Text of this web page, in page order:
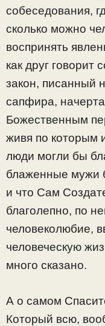
собеседования,
сколько можно
воспринять
как друг говорит
закон, писанный
сапфира,
Божественным
живя по которым
люди могли бы
блаженные мужи
и что Сам
благолепно, по
человеколюбие,
человеческую
много сказано.
А о самом
Который всю,